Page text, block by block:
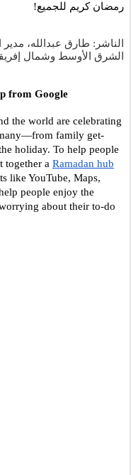
رمضان كريم للجميع!
الشرق الأوسط وشمال
from Google
the world are celebrating
family get-
holiday. To help people
together a Ramadan hub
like YouTube, Maps,
people enjoy the
about their to-do